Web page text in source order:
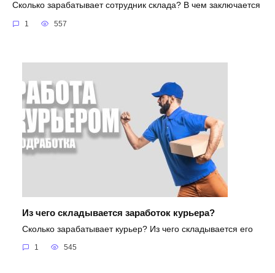
Сколько зарабатывает сотрудник склада? В чем заключается
1 557
Из чего складывается заработок курьера?
Сколько зарабатывает курьер? Из чего складывается его
1 545